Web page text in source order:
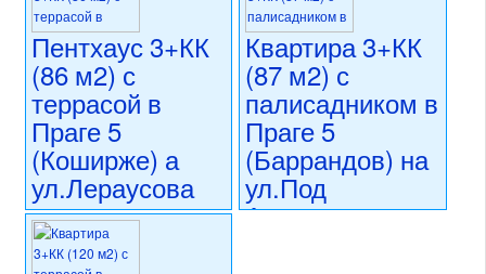
регион:Прага 5
раздел: квартиры
состояние: новостройка
номер объекта:20565
раздел: квартиры
состояние: новостройка
номер объекта:20527
Пентхаус 3+КК
(86 м2) с
террасой в
Праге 5
(Коширже) а
ул.Лераусова
22 900 000 CZK
регион:Прага 5
раздел: квартиры
Квартира 3+КК
(87 м2) с
палисадником в
Праге 5
(Баррандов) на
ул.Под
Ательеры